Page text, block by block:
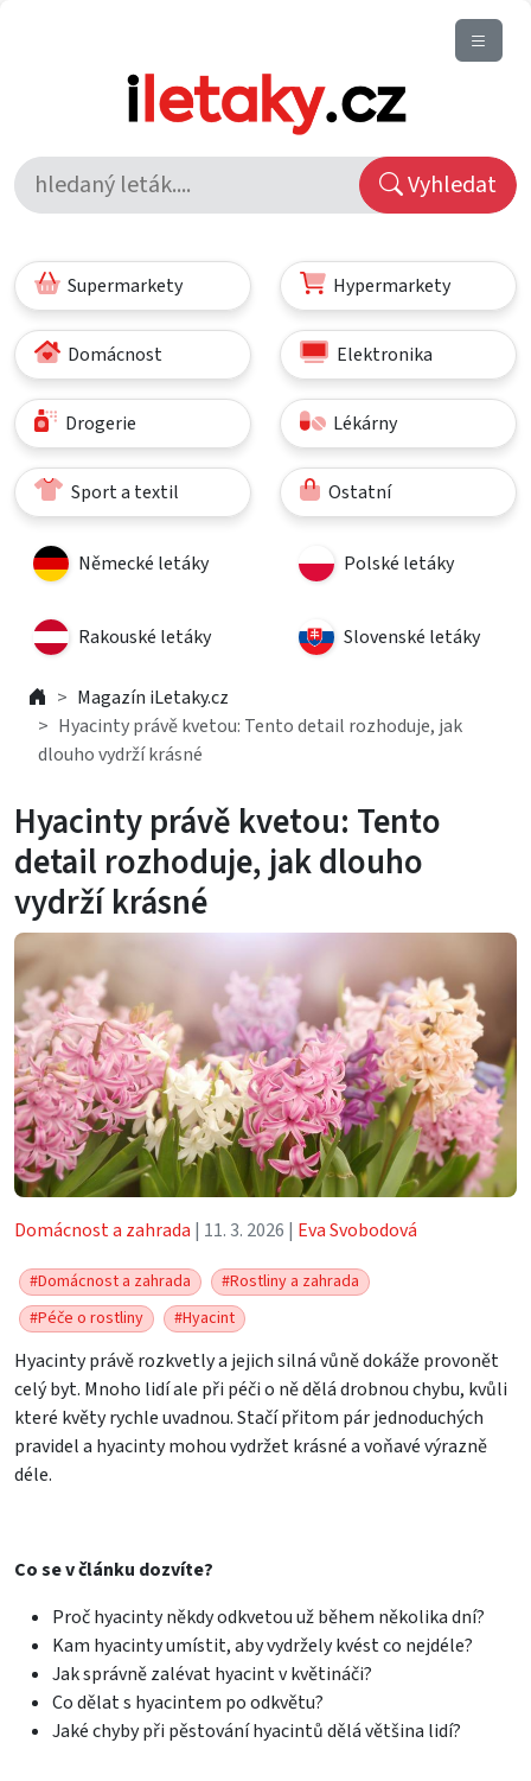
Vyhledat
Supermarkety Hypermarkety
Domácnost Elektronika
Drogerie Lékárny
Sport a textil Ostatní
Německé letáky Polské letáky
Rakouské letáky Slovenské letáky
Magazín iLetaky.cz
Hyacinty právě kvetou: Tento detail rozhoduje, jak
dlouho vydrží krásné
Hyacinty právě kvetou: Tento
detail rozhoduje, jak dlouho
vydrží krásné
Domácnost a zahrada | 11. 3. 2026 | Eva Svobodová
#Domácnost a zahrada
#Rostliny a zahrada
#Péče o rostliny
#Hyacint
Hyacinty právě rozkvetly a jejich silná vůně dokáže provonět
celý byt. Mnoho lidí ale při péči o ně dělá drobnou chybu, kvůli
které květy rychle uvadnou. Stačí přitom pár jednoduchých
pravidel a hyacinty mohou vydržet krásné a voňavé výrazně
déle.
Co se v článku dozvíte?
Proč hyacinty někdy odkvetou už během několika dní?
Kam hyacinty umístit, aby vydržely kvést co nejdéle?
Jak správně zalévat hyacint v květináči?
Co dělat s hyacintem po odkvětu?
Jaké chyby při pěstování hyacintů dělá většina lidí?